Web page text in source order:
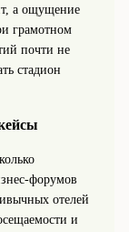
а ощущение
грамотном
почти не
стадион
форумов
отелей
и